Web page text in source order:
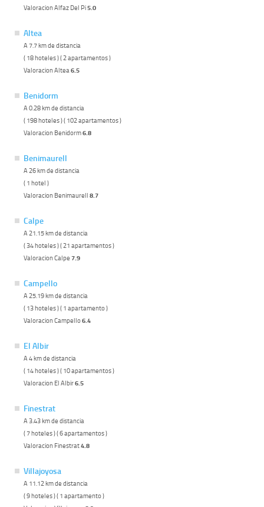
Valoracion Alfaz Del Pi5.0
Altea
A 7.7 km de distancia
( 18 hoteles ) ( 2 apartamentos )
Valoracion Altea 6.5
Benidorm
A 0.28 km de distancia
( 198 hoteles ) ( 102 apartamentos )
Valoracion Benidorm6.8
Benimaurell
A 26 km de distancia
( 1 hotel )
Valoracion Benimaurell 8.7
Calpe
A 21.15 km de distancia
( 34 hoteles ) ( 21 apartamentos )
Valoracion Calpe 7.9
Campello
A 25.19 km de distancia
( 13 hoteles ) ( 1 apartamento )
Valoracion Campello6.4
El Albir
A 4 km de distancia
( 14 hoteles ) ( 10 apartamentos )
Valoracion El Albir6.5
Finestrat
A 3.43 km de distancia
( 7 hoteles ) ( 6 apartamentos )
Valoracion Finestrat4.8
Villajoyosa
A 11.12 km de distancia
( 9 hoteles ) ( 1 apartamento )